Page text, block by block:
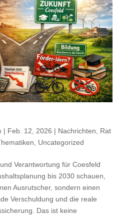
| Feb. 12, 2026 | Nachrichten
Rat
Uncategorized
Verantwortung für Coesfeld
bis 2030 schauen,
Ausrutscher, sondern einen
Verschuldung und die reale
Das ist keine